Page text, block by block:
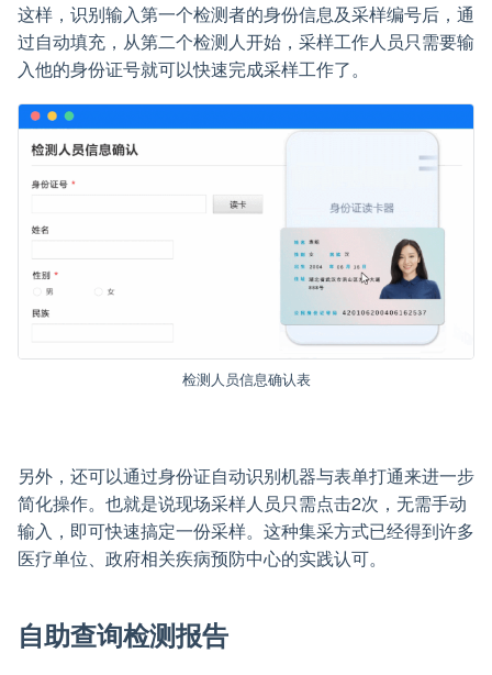
这样，识别输入第一个检测者的身份信息及采样编号后，通
过自动填充，从第二个检测人开始，采样工作人员只需要输
入他的身份证号就可以快速完成采样工作了。
检测人员信息确认表
另外，还可以通过身份证自动识别机器与表单打通来进一步
简化操作。也就是说现场采样人员只需点击2次，无需手动
输入，即可快速搞定一份采样。这种集采方式已经得到许多
医疗单位、政府相关疾病预防中心的实践认可。
自助查询检测报告